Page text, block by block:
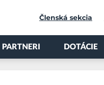
Členská sekcia
PARTNERI DOTÁCIE